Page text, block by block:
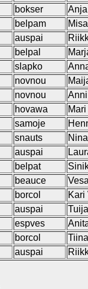
bokser
belpam
auspai
belpal
slapko
novnou
novnou
hovawa
samoje
snauts
auspai
belpat
beauce
borcol
Kari
auspai
espves
borcol
auspai